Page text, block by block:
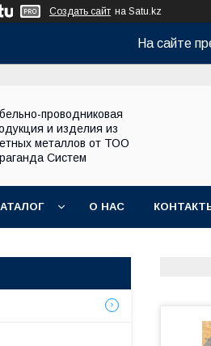
Создать сайт на Satu.kz
На сайте
проводниковая
и изделия из
металлов от ТОО
Систем
О НАС